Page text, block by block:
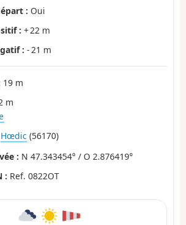
: Oui
: + 22 m
: - 21 m
19 m
m
Hœdic (56170)
: N 47.343454° / O 2.876419°
: Ref. 0822OT